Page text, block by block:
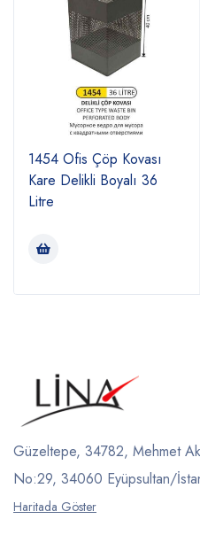
1454 Ofis Çöp Kovası
Kare Delikli Boyalı 36
Litre
Güzeltepe, 34782, Mehmet
No:29, 34060 Eyüpsultan/
Haritada Göster